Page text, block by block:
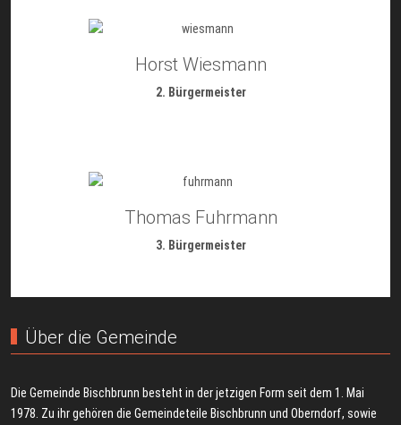
Horst Wiesmann
2. Bürgermeister
Thomas Fuhrmann
3. Bürgermeister
Über die Gemeinde
Die Gemeinde Bischbrunn besteht in der jetzigen Form seit dem 1. Mai
1978. Zu ihr gehören die Gemeindeteile Bischbrunn und Oberndorf, sowie